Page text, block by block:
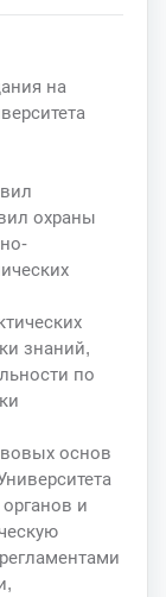
на
охраны
знаний,
по
основ
и